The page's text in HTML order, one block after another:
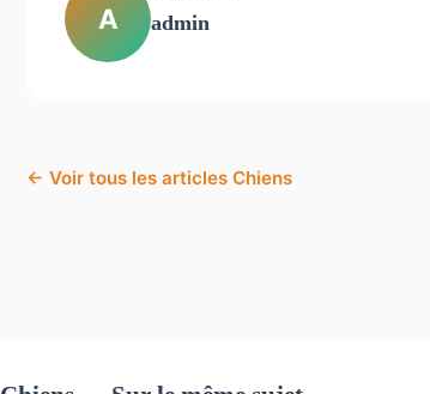
A admin
← Voir tous les articles Chiens